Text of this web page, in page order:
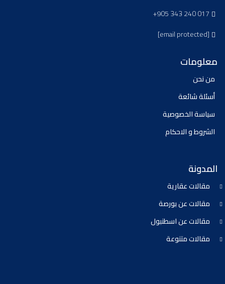
+905 343 240 017
[email protected]
معلومات
من نحن
أسئلة شائعة
سياسة الخصوصية
الشروط و الاحكام
المدونة
مقالات عقارية
مقالات عن بورصة
مقالات عن اسطنبول
مقالات متنوعة